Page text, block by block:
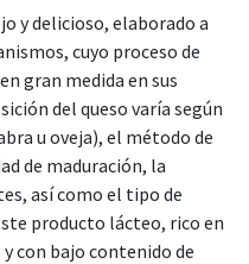
y delicioso, elaborado a
cuyo proceso de
gran medida en sus
del queso varía según
u oveja), el método de
de maduración, la
así como el tipo de
producto lácteo, rico en
con bajo contenido de